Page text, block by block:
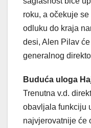
roku, a očekuje
odluku do kraja
desi, Alen Pilav
generalnog
Buduća uloga
Trenutna v.d.
obavljala funkciju
najvjerovatnije će